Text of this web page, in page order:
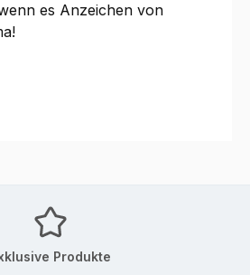
es Anzeichen von
Produkte